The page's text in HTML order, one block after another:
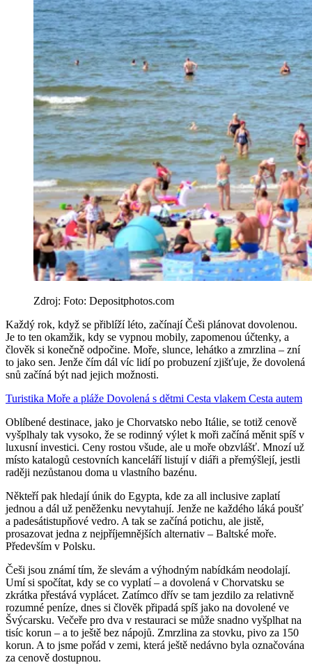
Zdroj: Foto: Depositphotos.com
Každý rok, když se přiblíží léto, začínají Češi plánovat dovolenou.
Je to ten okamžik, kdy se vypnou mobily, zapomenou účtenky, a
člověk si konečně odpočine. Moře, slunce, lehátko a zmrzlina – zní
to jako sen. Jenže čím dál víc lidí po probuzení zjišťuje, že dovolená
snů začíná být nad jejich možnosti.
Turistika Moře a pláže Dovolená s dětmi Cesta vlakem Cesta autem
Oblíbené destinace, jako je Chorvatsko nebo Itálie, se totiž cenově
vyšplhaly tak vysoko, že se rodinný výlet k moři začíná měnit spíš v
luxusní investici. Ceny rostou všude, ale u moře obzvlášť. Mnozí už
místo katalogů cestovních kanceláří listují v diáři a přemýšlejí, jestli
raději nezůstanou doma u vlastního bazénu.
Někteří pak hledají únik do Egypta, kde za all inclusive zaplatí
jednou a dál už peněženku nevytahují. Jenže ne každého láká poušť
a padesátistupňové vedro. A tak se začíná potichu, ale jistě,
prosazovat jedna z nejpříjemnějších alternativ – Baltské moře.
Především v Polsku.
Češi jsou známí tím, že slevám a výhodným nabídkám neodolají.
Umí si spočítat, kdy se co vyplatí – a dovolená v Chorvatsku se
zkrátka přestává vyplácet. Zatímco dřív se tam jezdilo za relativně
rozumné peníze, dnes si člověk připadá spíš jako na dovolené ve
Švýcarsku. Večeře pro dva v restauraci se může snadno vyšplhat na
tisíc korun – a to ještě bez nápojů. Zmrzlina za stovku, pivo za 150
korun. A to jsme pořád v zemi, která ještě nedávno byla označována
za cenově dostupnou.